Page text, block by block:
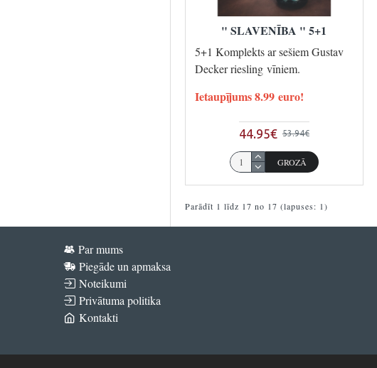
" SLAVENĪBA " 5+1
5+1 Komplekts ar sešiem Gustav
Decker riesling vīniem.
Ietaupījums 8.99 euro!
44.95€ 53.94€
GROZĀ
Parādīt 1 līdz 17 no 17 (lapuses: 1)
Par mums
Piegāde un apmaksa
Noteikumi
Privātuma politika
Kontakti